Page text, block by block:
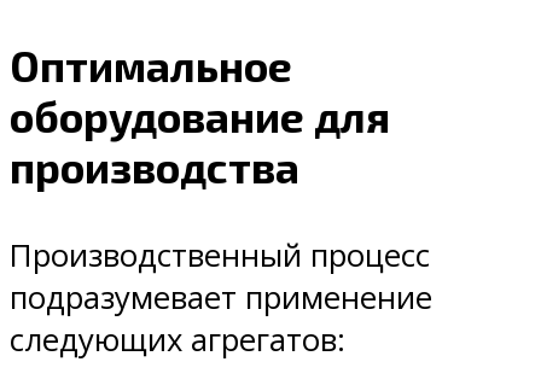
Оптимальное
оборудование для
производства
Производственный процесс
подразумевает применение
следующих агрегатов: